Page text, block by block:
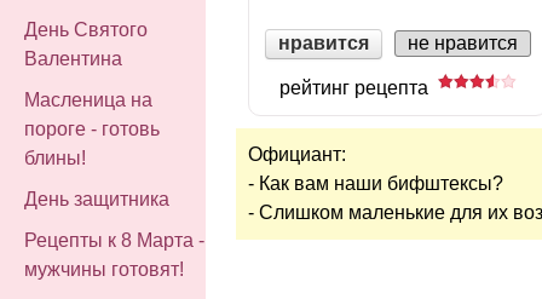
День Святого
Валентина
Масленица на
пороге - готовь
блины!
День защитника
Рецепты к 8 Марта -
мужчины готовят!
нравится не нравится
рейтинг рецепта
Официант:
- Как вам наши бифштексы?
- Слишком маленькие для их